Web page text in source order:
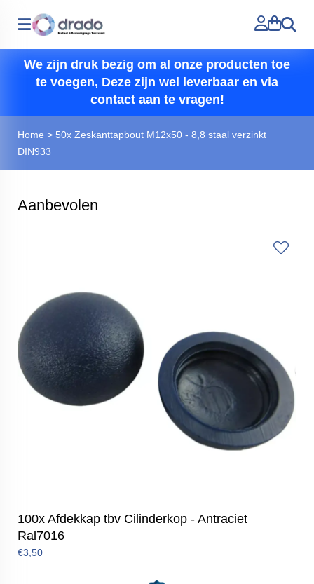
Zoeken
We zijn druk bezig om al onze producten toe
te voegen, Deze zijn wel leverbaar en via
contact aan te vragen!
Home > 50x Zeskanttapbout M12x50 - 8,8 staal verzinkt
DIN933
Aanbevolen
100x Afdekkap tbv Cilinderkop - Antraciet
Ral7016
€3,50